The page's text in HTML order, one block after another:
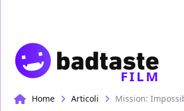
FILM
Home Articoli